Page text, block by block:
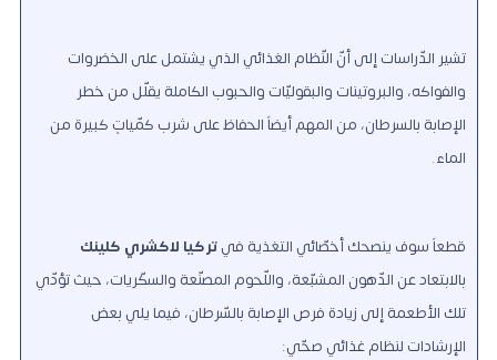
تشير الدّراسات إلى أنّ النّظام الغذائي الذي يشتمل على الخضروات
والفواكه، والبروتينات والبقوليّات والحبوب الكاملة يقلّل من خطر
الإصابة بالسرطان، من المهم أيضاً الحفاظ على شرب كمّياتٍ كبيرة من
الماء.
قطعاً سوف ينصحك أخصّائي التغذية فيتركيا لاكشري كلينك
بالابتعاد عن الدّهون المشبّعة، واللّحوم المصنّعة والسكّريات، حيث تؤدّي
تلك الأطعمة إلى زيادة فرص الإصابة بالسّرطان، فيما يلي بعض
الإرشادات لنظام غذائي صحّي: